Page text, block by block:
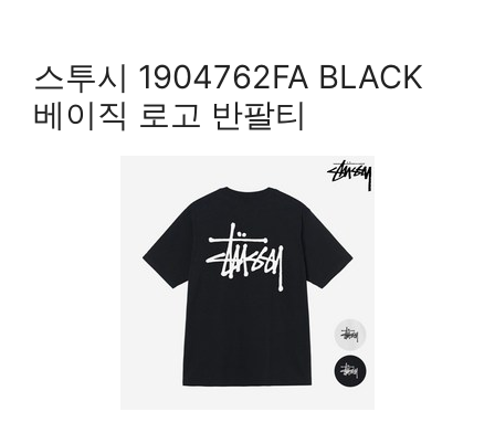
스투시 1904762FA BLACK
베이직 로고 반팔티